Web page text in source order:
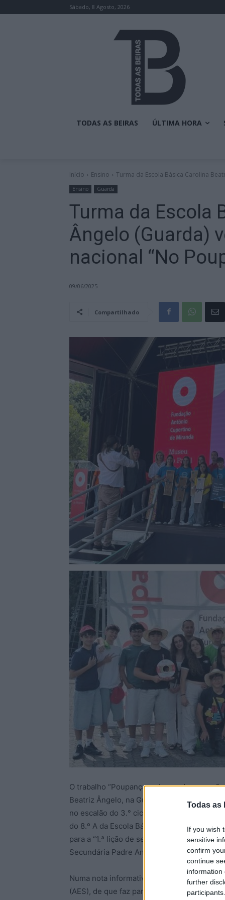
Todas as
If you wish
sensitive
confirm
continue
information
further
Sábado, 8 Agosto, 2026
TODAS AS BEIRAS ÚLTIMA HORA
Início Ensino Turma da Escola Básica Carolina
Ensino Guarda
Turma da Escola
Ângelo (Guarda)
nacional “No
09/06/2025
Compartilhado
O trabalho “Poupança ao longo das
Beatriz Ângelo, na Guarda, foi o vencedor
no escalão do 3.° ciclo. O 2.º lugar foi
do 8.º A da Escola Básica e Secundária
para a “1.ª lição de seguros para crianças
Secundária Padre António de Andrade, em
Numa nota informativa publicada na
(AES), de que faz parte a escola